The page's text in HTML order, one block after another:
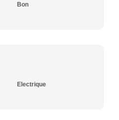
Bon
Electrique